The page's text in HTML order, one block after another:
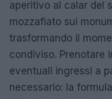
aperitivo al calar del
mozzafiato sui
trasformando il
condiviso. Prenotare
eventuali ingressi a
necessario: la